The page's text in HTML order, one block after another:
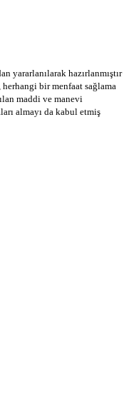
yararlanılarak hazırlanmıştır
bir menfaat sağlama
maddi ve manevi
almayı da kabul etmiş